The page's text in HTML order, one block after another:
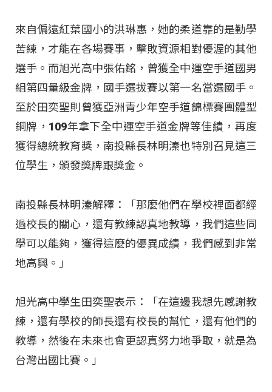
來自偏遠紅葉國小的洪琳惠，她的柔道靠的是勤學
苦練，才能在各場賽事，擊敗資源相對優渥的其他
選手。而旭光高中張佑銘，曾獲全中運空手道國男
組第四量級金牌，國手選拔賽以第一名當選國手。
至於田奕聖則曾獲亞洲青少年空手道錦標賽團體型
銅牌，109年拿下全中運空手道金牌等佳績，再度
獲得總統教育獎，南投縣長林明溱也特別召見這三
位學生，頒發獎牌跟獎金。
南投縣長林明溱解釋：「那麼他們在學校裡面都經
過校長的關心，還有教練認真地教導，我們這些同
學可以能夠，獲得這麼的優異成績，我們感到非常
地高興。」
旭光高中學生田奕聖表示：「在這邊我想先感謝教
練，還有學校的師長還有校長的幫忙，還有他們的
教導，然後在未來也會更認真努力地爭取，就是為
台灣出國比賽。」